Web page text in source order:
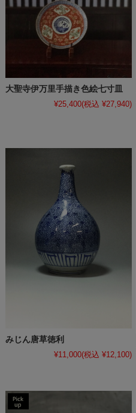
大聖寺伊万里手描き色絵七寸皿
¥25,400(税込 ¥27,940)
みじん唐草徳利
¥11,000(税込 ¥12,100)